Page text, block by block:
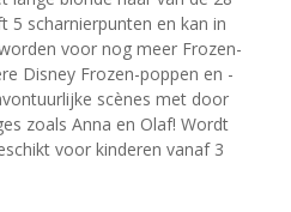
5 scharnierpunten en kan in
voor nog meer Frozen-
Disney Frozen-poppen en -
scènes met door
zoals Anna en Olaf! Wordt
voor kinderen vanaf 3